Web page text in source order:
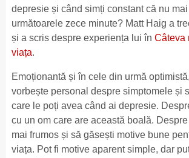
depresie și când simți constant că nu
următoarele zece minute? Matt Haig a
și a scris despre experiența lui în Câteva
viața.
Emoționantă și în cele din urmă
vorbește personal despre simptomele și
care le poți avea când ai depresie.
cu un om care are această boală.
mai frumos și să găsești motive bune
viața. Pot fi motive aparent simple, dar